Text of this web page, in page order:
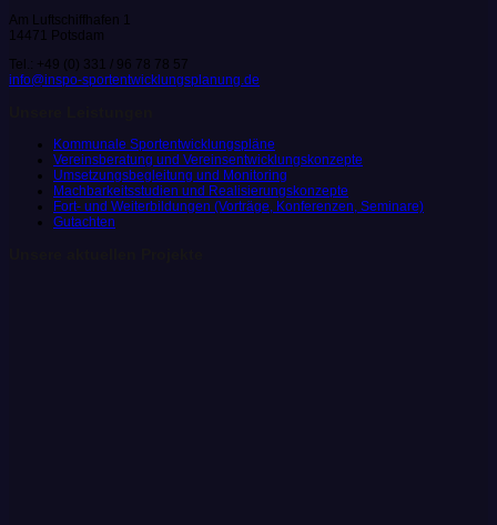
Am Luftschiffhafen 1
14471 Potsdam
Tel.: +49 (0) 331 / 96 78 78 57
info@inspo-sportentwicklungsplanung.de
Kommunale Sportentwicklungspläne
Vereinsberatung und Vereinsentwicklungskonzepte
Umsetzungsbegleitung und Monitoring
Machbarkeitsstudien und Realisierungskonzepte
Fort- und Weiterbildungen (Vorträge, Konferenzen, Seminare)
Gutachten